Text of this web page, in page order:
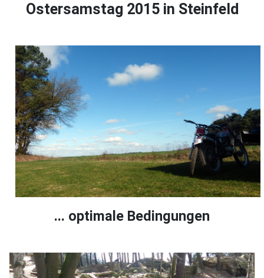
Ostersamstag 2015 in Steinfeld
... optimale Bedingungen